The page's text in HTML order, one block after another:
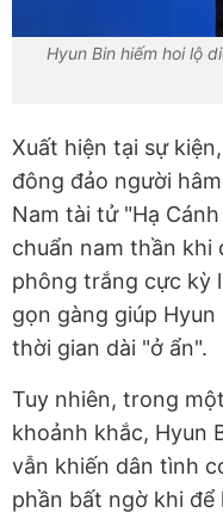
Hyun Bin hiếm hoi lộ
Xuất hiện tại sự
đông đảo người
Nam tài tử "Hạ
chuẩn nam thần khi
phông trắng cực kỳ
gọn gàng giúp
thời gian dài "ở ẩn".
Tuy nhiên, trong
khoảnh khắc, Hyun
vẫn khiến dân tình
phần bất ngờ khi để